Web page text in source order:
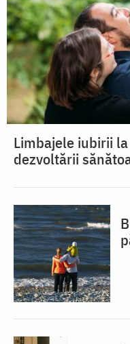
Limbajele iubirii
dezvoltării